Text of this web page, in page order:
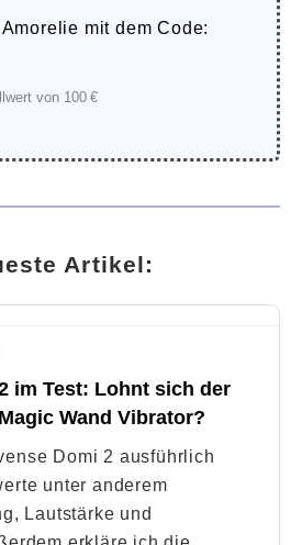
Amorelie mit dem Code:
von 100 €
Artikel:
im Test: Lohnt sich der
Wand Vibrator?
Domi 2 ausführlich
unter anderem
Lautstärke und